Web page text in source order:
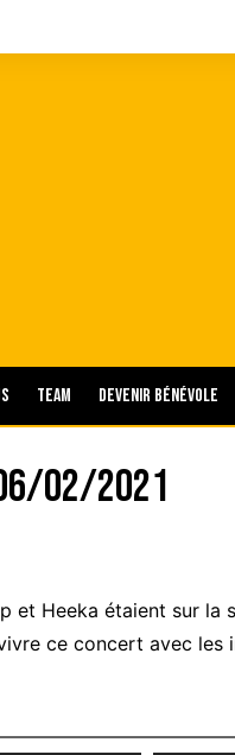
Team Devenir bénévole
02/2021
et Heeka étaient sur
ce concert avec les